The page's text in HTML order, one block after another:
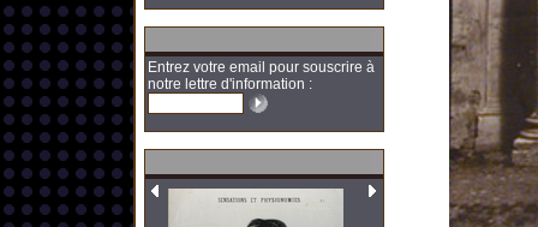
Entrez votre email pour souscrire à
notre lettre d'information :